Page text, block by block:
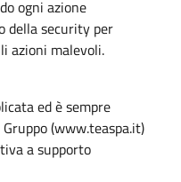
ogni azione
della security per
azioni malevoli.
ed è sempre
(www.teaspa.it)
a supporto